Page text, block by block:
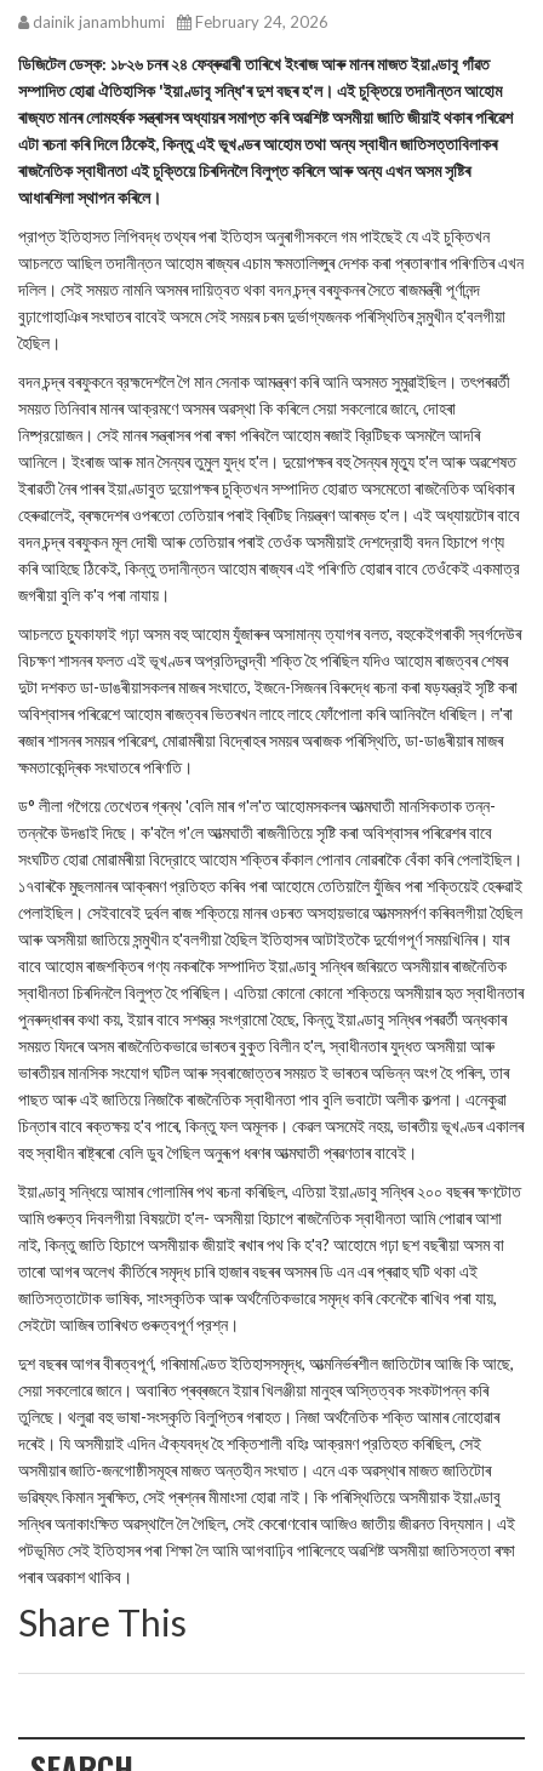
dainik janambhumi February 24, 2026
ডিজিটেল ডেস্ক: ১৮২৬ চনৰ ২৪ ফেব্ৰুৱাৰী তাৰিখে ইংৰাজ আৰু মানৰ মাজত ইয়াণ্ডাবু গাঁৱত
সম্পাদিত হোৱা ঐতিহাসিক 'ইয়াণ্ডাবু সন্ধি'ৰ দুশ বছৰ হ'ল। এই চুক্তিয়ে তদানীন্তন আহোম
ৰাজ্যত মানৰ লোমহর্ষক সন্ত্ৰাসৰ অধ্যায়ৰ সমাপ্ত কৰি অৱশিষ্ট অসমীয়া জাতি জীয়াই থকাৰ পৰিৱেশ
এটা ৰচনা কৰি দিলে ঠিকেই, কিন্তু এই ভূখণ্ডৰ আহোম তথা অন্য স্বাধীন জাতিসত্তাবিলাকৰ
ৰাজনৈতিক স্বাধীনতা এই চুক্তিয়ে চিৰদিনলৈ বিলুপ্ত কৰিলে আৰু অন্য এখন অসম সৃষ্টিৰ
আধাৰশিলা স্থাপন কৰিলে।
প্রাপ্ত ইতিহাসত লিপিবদ্ধ তথ্যৰ পৰা ইতিহাস অনুৰাগীসকলে গম পাইছেই যে এই চুক্তিখন
আচলতে আছিল তদানীন্তন আহোম ৰাজ্যৰ এচাম ক্ষমতালিপ্সুৰ দেশক কৰা প্ৰতাৰণাৰ পৰিণতিৰ এখন
দলিল। সেই সময়ত নামনি অসমৰ দায়িত্বত থকা বদন চন্দ্ৰ বৰফুকনৰ সৈতে ৰাজমন্ত্ৰী পূর্ণানন্দ
বুঢ়াগোহাঞিৰ সংঘাতৰ বাবেই অসমে সেই সময়ৰ চৰম দুর্ভাগ্যজনক পৰিস্থিতিৰ সন্মুখীন হ'বলগীয়া
হৈছিল।
বদন চন্দ্ৰ বৰফুকনে ব্রহ্মদেশলৈ গৈ মান সেনাক আমন্ত্ৰণ কৰি আনি অসমত সুমুৱাইছিল। তৎপৰৱৰ্তী
সময়ত তিনিবাৰ মানৰ আক্রমণে অসমৰ অৱস্থা কি কৰিলে সেয়া সকলোৱে জানে, দোহৰা
নিষ্প্রয়োজন। সেই মানৰ সন্ত্ৰাসৰ পৰা ৰক্ষা পৰিবলৈ আহোম ৰজাই ব্রিটিছক অসমলৈ আদৰি
আনিলে। ইংৰাজ আৰু মান সৈন্যৰ তুমুল যুদ্ধ হ'ল। দুয়োপক্ষৰ বহু সৈন্যৰ মৃত্যু হ'ল আৰু অৱশেষত
ইৰাৱতী নৈৰ পাৰৰ ইয়াণ্ডাবুত দুয়োপক্ষৰ চুক্তিখন সম্পাদিত হোৱাত অসমেতো ৰাজনৈতিক অধিকাৰ
হেৰুৱালেই, ব্ৰহ্মদেশৰ ওপৰতো তেতিয়াৰ পৰাই ব্ৰিটিছ নিয়ন্ত্ৰণ আৰম্ভ হ'ল। এই অধ্যায়টোৰ বাবে
বদন চন্দ্ৰ বৰফুকন মূল দোষী আৰু তেতিয়াৰ পৰাই তেওঁক অসমীয়াই দেশদ্রোহী বদন হিচাপে গণ্য
কৰি আহিছে ঠিকেই, কিন্তু তদানীন্তন আহোম ৰাজ্যৰ এই পৰিণতি হোৱাৰ বাবে তেওঁকেই একমাত্র
জগৰীয়া বুলি ক'ব পৰা নাযায়।
আচলতে চ্যুকাফাই গঢ়া অসম বহু আহোম যুঁজাৰুৰ অসামান্য ত্যাগৰ বলত, বহুকেইগৰাকী স্বৰ্গদেউৰ
বিচক্ষণ শাসনৰ ফলত এই ভূখণ্ডৰ অপ্রতিদ্বন্দ্বী শক্তি হৈ পৰিছিল যদিও আহোম ৰাজত্বৰ শেষৰ
দুটা দশকত ডা-ডাঙৰীয়াসকলৰ মাজৰ সংঘাতে, ইজনে-সিজনৰ বিৰুদ্ধে ৰচনা কৰা ষড়যন্ত্রই সৃষ্টি কৰা
অবিশ্বাসৰ পৰিৱেশে আহোম ৰাজত্বৰ ভিতৰখন লাহে লাহে ফোঁপোলা কৰি আনিবলৈ ধৰিছিল। ল'ৰা
ৰজাৰ শাসনৰ সময়ৰ পৰিৱেশ, মোৱামৰীয়া বিদ্ৰোহৰ সময়ৰ অৰাজক পৰিস্থিতি, ডা-ডাঙৰীয়াৰ মাজৰ
ক্ষমতাকেন্দ্ৰিক সংঘাতৰে পৰিণতি।
ড° লীলা গগৈয়ে তেখেতৰ গ্ৰন্থ 'বেলি মাৰ গ'ল'ত আহোমসকলৰ আত্মঘাতী মানসিকতাক তন্ন-
তন্নকৈ উদঙাই দিছে। ক'বলৈ গ'লে আত্মঘাতী ৰাজনীতিয়ে সৃষ্টি কৰা অবিশ্বাসৰ পৰিৱেশৰ বাবে
সংঘটিত হোৱা মোৱামৰীয়া বিদ্রোহে আহোম শক্তিৰ কঁকাল পোনাব নোৱৰাকৈ বেঁকা কৰি পেলাইছিল।
১৭বাৰকৈ মুছলমানৰ আক্ৰমণ প্রতিহত কৰিব পৰা আহোমে তেতিয়ালৈ যুঁজিব পৰা শক্তিয়েই হেৰুৱাই
পেলাইছিল। সেইবাবেই দুর্বল ৰাজ শক্তিয়ে মানৰ ওচৰত অসহায়ভাৱে আত্মসমর্পণ কৰিবলগীয়া হৈছিল
আৰু অসমীয়া জাতিয়ে সন্মুখীন হ'বলগীয়া হৈছিল ইতিহাসৰ আটাইতকৈ দুর্যোগপূর্ণ সময়খিনিৰ। যাৰ
বাবে আহোম ৰাজশক্তিৰ গণ্য নকৰাকৈ সম্পাদিত ইয়াণ্ডাবু সন্ধিৰ জৰিয়তে অসমীয়াৰ ৰাজনৈতিক
স্বাধীনতা চিৰদিনলৈ বিলুপ্ত হৈ পৰিছিল। এতিয়া কোনো কোনো শক্তিয়ে অসমীয়াৰ হৃত স্বাধীনতাৰ
পুনৰুদ্ধাৰৰ কথা কয়, ইয়াৰ বাবে সশস্ত্র সংগ্রামো হৈছে, কিন্তু ইয়াণ্ডাবু সন্ধিৰ পৰৱৰ্তী অন্ধকাৰ
সময়ত যিদৰে অসম ৰাজনৈতিকভাৱে ভাৰতৰ বুকুত বিলীন হ'ল, স্বাধীনতাৰ যুদ্ধত অসমীয়া আৰু
ভাৰতীয়ৰ মানসিক সংযোগ ঘটিল আৰু স্বৰাজোত্তৰ সময়ত ই ভাৰতৰ অভিন্ন অংগ হৈ পৰিল, তাৰ
পাছত আৰু এই জাতিয়ে নিজাকৈ ৰাজনৈতিক স্বাধীনতা পাব বুলি ভবাটো অলীক কল্পনা। এনেকুৱা
চিন্তাৰ বাবে ৰক্তক্ষয় হ'ব পাৰে, কিন্তু ফল অমূলক। কেৱল অসমেই নহয়, ভাৰতীয় ভূখণ্ডৰ একালৰ
বহু স্বাধীন ৰাষ্ট্ৰৰো বেলি ডুব গৈছিল অনুৰূপ ধৰণৰ আত্মঘাতী প্ৰৱণতাৰ বাবেই।
ইয়াণ্ডাবু সন্ধিয়ে আমাৰ গোলামিৰ পথ ৰচনা কৰিছিল, এতিয়া ইয়াণ্ডাবু সন্ধিৰ ২০০ বছৰৰ ক্ষণটোত
আমি গুৰুত্ব দিবলগীয়া বিষয়টো হ'ল- অসমীয়া হিচাপে ৰাজনৈতিক স্বাধীনতা আমি পোৱাৰ আশা
নাই, কিন্তু জাতি হিচাপে অসমীয়াক জীয়াই ৰখাৰ পথ কি হ'ব? আহোমে গঢ়া ছশ বছৰীয়া অসম বা
তাৰো আগৰ অলেখ কীৰ্তিৰে সমৃদ্ধ চাৰি হাজাৰ বছৰৰ অসমৰ ডি এন এৰ প্ৰৱাহ ঘটি থকা এই
জাতিসত্তাটোক ভাষিক, সাংস্কৃতিক আৰু অর্থনৈতিকভাৱে সমৃদ্ধ কৰি কেনেকৈ ৰাখিব পৰা যায়,
সেইটো আজিৰ তাৰিখত গুৰুত্বপূর্ণ প্রশ্ন।
দুশ বছৰৰ আগৰ বীৰত্বপূৰ্ণ, গৰিমামণ্ডিত ইতিহাসসমৃদ্ধ, আত্মনিৰ্ভৰশীল জাতিটোৰ আজি কি আছে,
সেয়া সকলোৱে জানে। অবাৰিত প্ৰব্ৰজনে ইয়াৰ খিলঞ্জীয়া মানুহৰ অস্তিত্বক সংকটাপন্ন কৰি
তুলিছে। থলুৱা বহু ভাষা-সংস্কৃতি বিলুপ্তিৰ গৰাহত। নিজা অর্থনৈতিক শক্তি আমাৰ নোহোৱাৰ
দৰেই। যি অসমীয়াই এদিন ঐক্যবদ্ধ হৈ শক্তিশালী বহিঃ আক্রমণ প্রতিহত কৰিছিল, সেই
অসমীয়াৰ জাতি-জনগোষ্ঠীসমূহৰ মাজত অন্তহীন সংঘাত। এনে এক অৱস্থাৰ মাজত জাতিটোৰ
ভৱিষ্যৎ কিমান সুৰক্ষিত, সেই প্ৰশ্নৰ মীমাংসা হোৱা নাই। কি পৰিস্থিতিয়ে অসমীয়াক ইয়াণ্ডাবু
সন্ধিৰ অনাকাংক্ষিত অৱস্থালৈ লৈ গৈছিল, সেই কেৰোণবোৰ আজিও জাতীয় জীৱনত বিদ্যমান। এই
পটভূমিত সেই ইতিহাসৰ পৰা শিক্ষা লৈ আমি আগবাঢ়িব পাৰিলেহে অৱশিষ্ট অসমীয়া জাতিসত্তা ৰক্ষা
পৰাৰ অৱকাশ থাকিব।
Share This